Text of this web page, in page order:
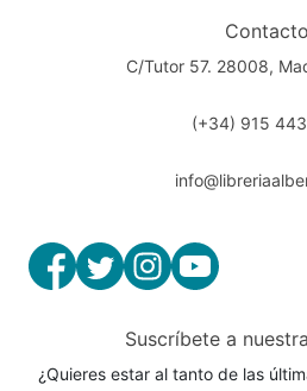
Contacto
C/Tutor 57. 28008,
(+34) 915
Suscríbete a
¿Quieres estar al tanto de las